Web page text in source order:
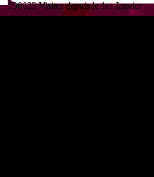
790623 Visites depuis le 1er Janvier